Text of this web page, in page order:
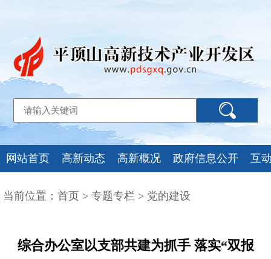
网站首页 高新动态 高新概况 政府信息公开 互
当前位置： 首页 > 专题专栏 > 党的建设
综合办公室以支部共建为抓手 落实“双报